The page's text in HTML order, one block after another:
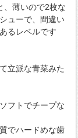
、薄いので2枚な
ューで、間違い
るレベルです
立派な青菜みた
フトでチープな
でハードめな歯